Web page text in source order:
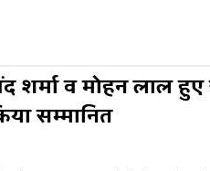
शर्मा व मोहन लाल
सम्मानित